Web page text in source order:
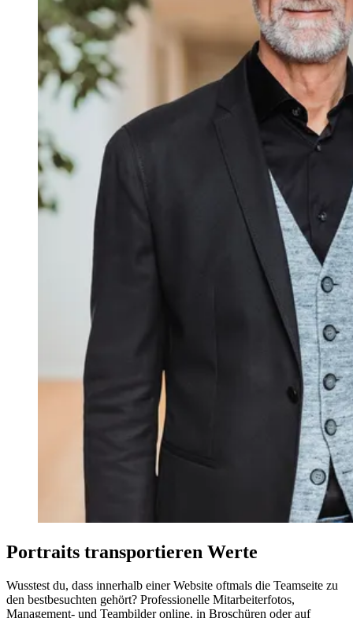
Portraits transportieren Werte
Wusstest du, dass innerhalb einer Website oftmals die Teamseite zu
den bestbesuchten gehört? Professionelle Mitarbeiterfotos,
Management- und Teambilder online, in Broschüren oder auf